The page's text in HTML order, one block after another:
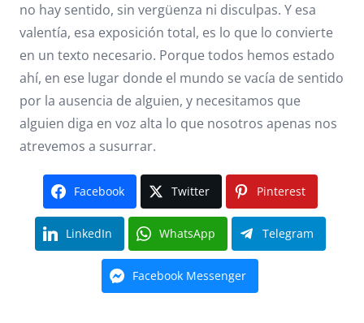
no hay sentido, sin vergüenza ni disculpas. Y esa
valentía, esa exposición total, es lo que lo convierte
en un texto necesario. Porque todos hemos estado
ahí, en ese lugar donde el mundo se vacía de sentido
por la ausencia de alguien, y necesitamos que
alguien diga en voz alta lo que nosotros apenas nos
atrevemos a susurrar.
Facebook Twitter Pinterest
LinkedIn WhatsApp Telegram
Facebook Messenger